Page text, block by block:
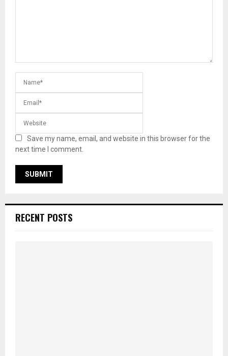
Save my name, email, and website in this browser for the
next time I comment.
RECENT POSTS